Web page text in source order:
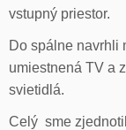
vstupný priestor.
Do spálne navrhli
umiestnená TV a
svietidlá.
Celý sme